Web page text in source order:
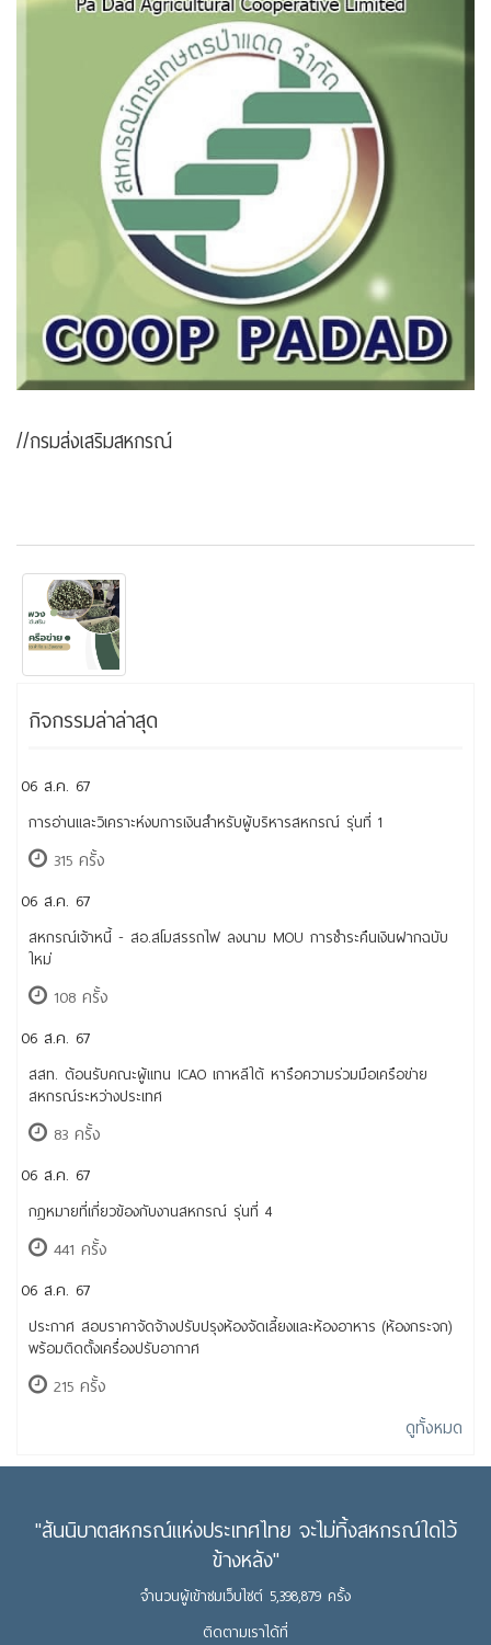
//กรมส่งเสริมสหกรณ์
กิจกรรมล่าล่าสุด
06 ส.ค. 67
การอ่านและวิเคราะห์งบการเงินสำหรับผู้บริหารสหกรณ์ รุ่นที่ 1
315 ครั้ง
06 ส.ค. 67
สหกรณ์เจ้าหนี้ - สอ.สโมสรรถไฟ ลงนาม MOU การชำระคืนเงินฝากฉบับ
ใหม่
108 ครั้ง
06 ส.ค. 67
สสท. ต้อนรับคณะผู้แทน ICAO เกาหลีใต้ หารือความร่วมมือเครือข่าย
สหกรณ์ระหว่างประเทศ
83 ครั้ง
06 ส.ค. 67
กฎหมายที่เกี่ยวข้องกับงานสหกรณ์ รุ่นที่ 4
441 ครั้ง
06 ส.ค. 67
ประกาศ สอบราคาจัดจ้างปรับปรุงห้องจัดเลี้ยงและห้องอาหาร (ห้องกระจก)
พร้อมติดตั้งเครื่องปรับอากาศ
215 ครั้ง
ดูทั้งหมด
"สันนิบาตสหกรณ์แห่งประเทศไทย จะไม่ทิ้งสหกรณ์ใดไว้
ข้างหลัง"
จำนวนผู้เข้าชมเว็บไซต์ 5,398,879 ครั้ง
ติดตามเราได้ที่